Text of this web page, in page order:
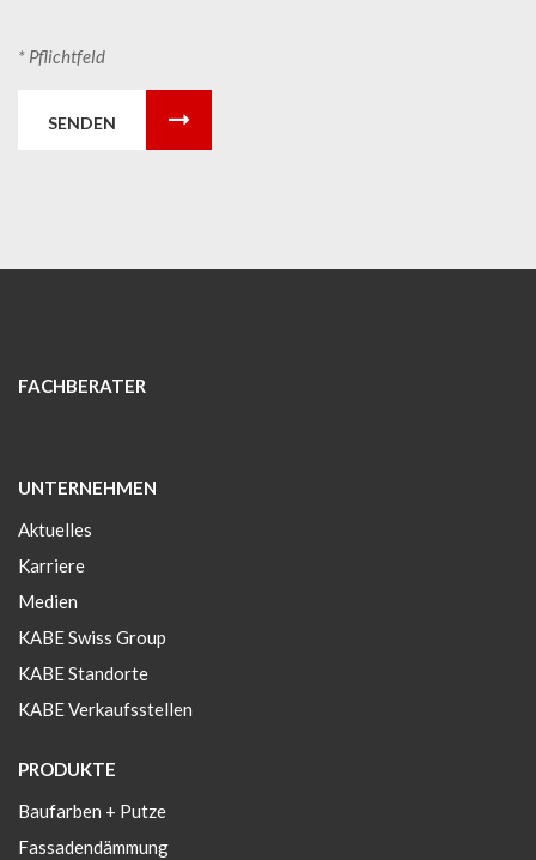
* Pflichtfeld
SENDEN
FACHBERATER
UNTERNEHMEN
Aktuelles
Karriere
Medien
KABE Swiss Group
KABE Standorte
KABE Verkaufsstellen
PRODUKTE
Baufarben + Putze
Fassadendämmung